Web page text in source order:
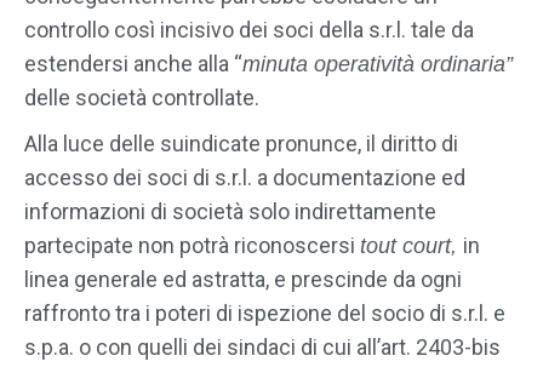
controllo così incisivo dei soci della s.r.l. tale da
estendersi anche alla “minuta operatività ordinaria”
delle società controllate.
Alla luce delle suindicate pronunce, il diritto di
accesso dei soci di s.r.l. a documentazione ed
informazioni di società solo indirettamente
partecipate non potrà riconoscersi tout court, in
linea generale ed astratta, e prescinde da ogni
raffronto tra i poteri di ispezione del socio di s.r.l. e
s.p.a. o con quelli dei sindaci di cui all’art. 2403-bis